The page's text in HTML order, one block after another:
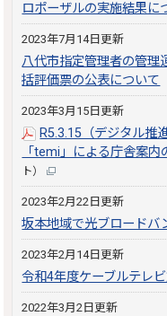
ロポーザルの実施結果に
2023年7月14日更新
八代市指定管理者の管理
括評価票の公表について
2023年3月15日更新
R5.3.15（デジタル推
「temi」による庁舎案
ト）
2023年2月22日更新
坂本地域で光ブロードバ
2023年2月14日更新
令和4年度ケーブルテレ
2022年3月2日更新